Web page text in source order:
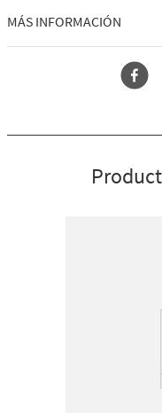
Qué hace: mantiene tu
Por qué te encantará:
Es una forma súper
Límite de 5 por cliente.
MÁS INFORMACIÓN
Porta